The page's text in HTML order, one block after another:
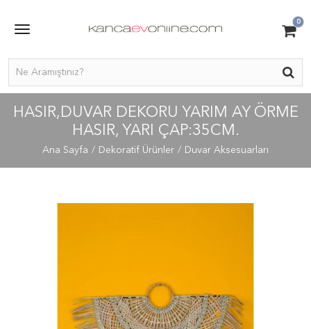
0
HASIR,DUVAR DEKORU YARIM AY ÖRME
HASIR, YARI ÇAP:35CM.
Ana Sayfa Dekoratif Ürünler Duvar Aksesuarları